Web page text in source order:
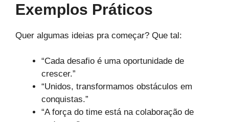
Exemplos Práticos
Quer algumas ideias pra começar? Que tal:
“Cada desafio é uma oportunidade de
crescer.”
“Unidos, transformamos obstáculos em
conquistas.”
“A força do time está na colaboração de